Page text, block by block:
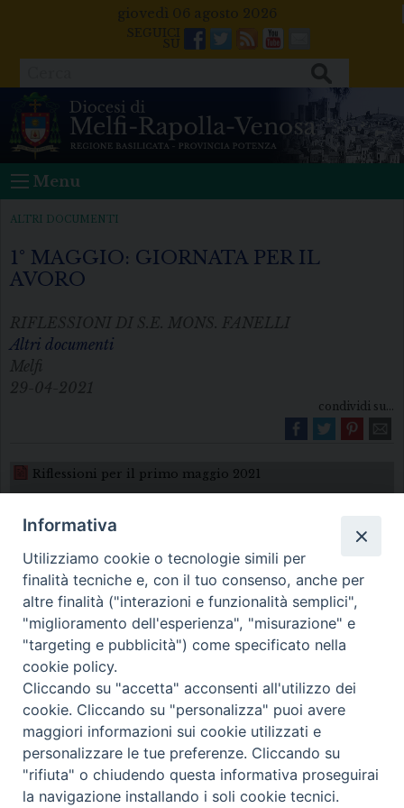
giovedì 06 agosto 2026
Facebook
Twitter
FeedsYoutube
Mail
Menu
ALTRI DOCUMENTI
1° MAGGIO: GIORNATA PER IL
AVORO
RIFLESSIONI DI S.E. MONS. FANELLI
Altri documenti
Melfi
29-04-2021
condividi su...
Riflessioni per il primo maggio 2021
Diocesi di Melfi Rapolla Venosa
• Largo Duomo, 12 - 85025 MELFI (PZ) •
Tel. 0972238604
PEC ufficiale della Diocesi:
diocesi.melfi_rapolla_venosa@legalmail.it
Informativa
Utilizziamo cookie o tecnologie simili per
finalità tecniche e, con il tuo consenso, anche per
altre finalità ("interazioni e funzionalità semplici",
"miglioramento dell'esperienza", "misurazione" e
"targeting e pubblicità") come specificato nella
cookie policy.
Cliccando su "accetta" acconsenti all'utilizzo dei
cookie. Cliccando su "personalizza" puoi avere
maggiori informazioni sui cookie utilizzati e
personalizzare le tue preferenze. Cliccando su
"rifiuta" o chiudendo questa informativa proseguirai
la navigazione installando i soli cookie tecnici.